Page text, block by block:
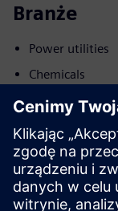
Branże
Power utilities
Chemicals
Metals
Ruch
Build
Rozszerza lub